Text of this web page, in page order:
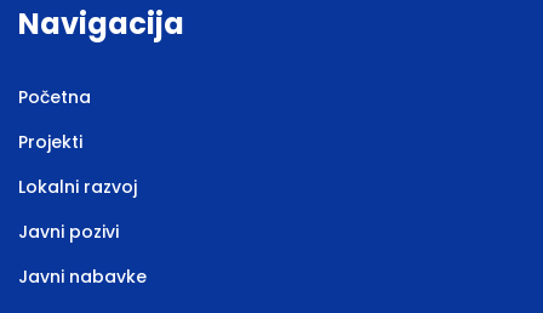
Navigacija
Početna
Projekti
Lokalni razvoj
Javni pozivi
Javni nabavke